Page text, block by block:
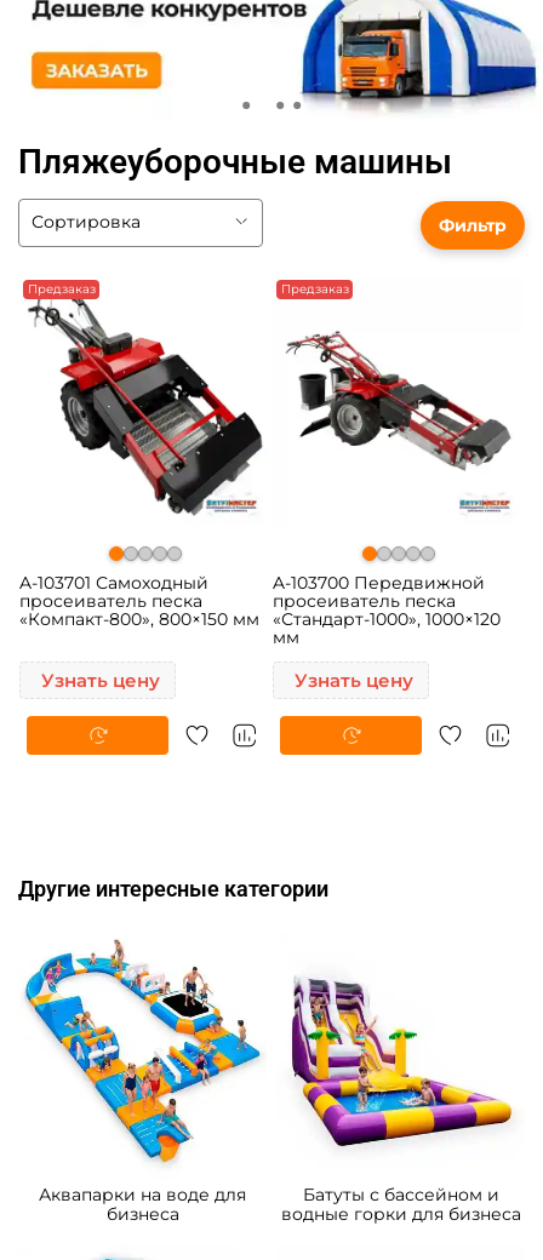
Пляжеуборочные машины
Предзаказ
A-103701 Самоходный
просеиватель песка
«Компакт-800», 800×150 мм
Узнать цену
Предзаказ
A-103700 Передвижной
просеиватель песка
«Стандарт-1000», 1000×120
мм
Узнать цену
Другие интересные категории
Аквапарки на воде для
бизнеса
Батуты с бассейном и
водные горки для бизнеса
Фильтр